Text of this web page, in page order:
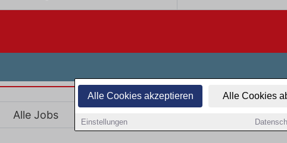
Alle Cookies akzeptieren Alle Cookies
Einstellungen
Alle Jobs